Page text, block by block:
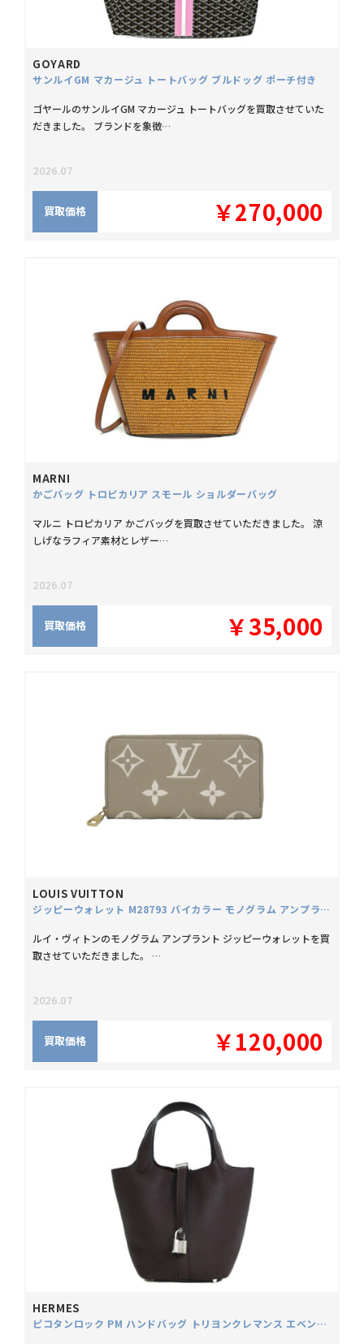
GOYARD
サンルイGM マカージュ トートバッグ ブルドッグ ポーチ付き
ゴヤールのサンルイGM マカージュ トートバッグを買取させていた
だきました。 ブランドを象徴…
2026.07
買取価格 ￥270,000
MARNI
かごバッグ トロピカリア スモール ショルダーバッグ
マルニ トロピカリア かごバッグを買取させていただきました。 涼
しげなラフィア素材とレザー…
2026.07
買取価格 ￥35,000
LOUIS VUITTON
ジッピーウォレット M28793 バイカラー モノグラム アンプラント
ルイ・ヴィトンのモノグラム アンプラント ジッピーウォレットを買
取させていただきました。 …
2026.07
買取価格 ￥120,000
HERMES
ピコタンロック PM ハンドバッグ トリヨンクレマンス エベンヌ Y刻